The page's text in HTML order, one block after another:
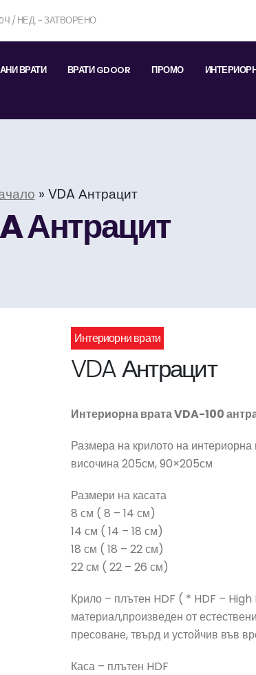
/ НЕД. - ЗАТВОРЕНО
ВРАТИ ВРАТИ GDOOR ПРОМО
» VDA Антрацит
Антрацит
Интериорни врати
VDA Антрацит
Интериорна врата VDA-100
Размера на крилото на
височина 205см, 90×205см
Размери на касата
8 см ( 8 – 14 см)
14 см ( 14 – 18 см)
18 см ( 18 – 22 см)
22 см ( 22 – 26 см)
Крило – плътен HDF ( * HDF –
материал,произведен от
пресоване, твърд и устойчив във
Каса – плътен HDF